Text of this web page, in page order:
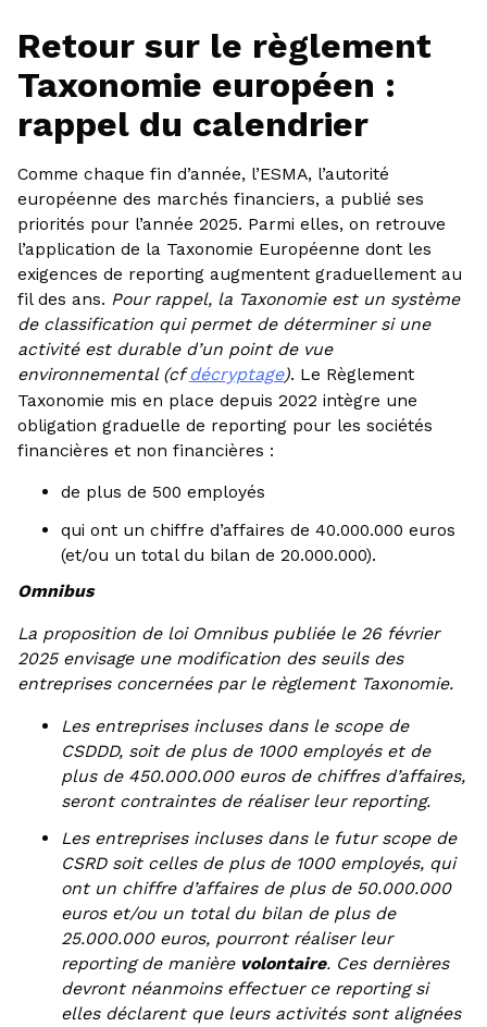
Retour sur le règlement
Taxonomie européen :
rappel du calendrier
Comme chaque fin d’année, l’ESMA, l’autorité
européenne des marchés financiers, a publié ses
priorités pour l’année 2025. Parmi elles, on retrouve
l’application de la Taxonomie Européenne dont les
exigences de reporting augmentent graduellement au
fil des ans. Pour rappel, la Taxonomie est un système
de classification qui permet de déterminer si une
activité est durable d’un point de vue
environnemental (cfdécryptage). Le Règlement
Taxonomie mis en place depuis 2022 intègre une
obligation graduelle de reporting pour les sociétés
financières et non financières :
de plus de 500 employés
qui ont un chiffre d’affaires de 40.000.000 euros
(et/ou un total du bilan de 20.000.000).
Omnibus
La proposition de loi Omnibus publiée le 26 février
2025 envisage une modification des seuils des
entreprises concernées par le règlement Taxonomie.
Les entreprises incluses dans le scope de
CSDDD, soit de plus de 1000 employés et de
plus de 450.000.000 euros de chiffres d’affaires,
seront contraintes de réaliser leur reporting.
Les entreprises incluses dans le futur scope de
CSRD soit celles de plus de 1000 employés, qui
ont un chiffre d’affaires de plus de 50.000.000
euros et/ou un total du bilan de plus de
25.000.000 euros, pourront réaliser leur
reporting de manière volontaire. Ces dernières
devront néanmoins effectuer ce reporting si
elles déclarent que leurs activités sont alignées